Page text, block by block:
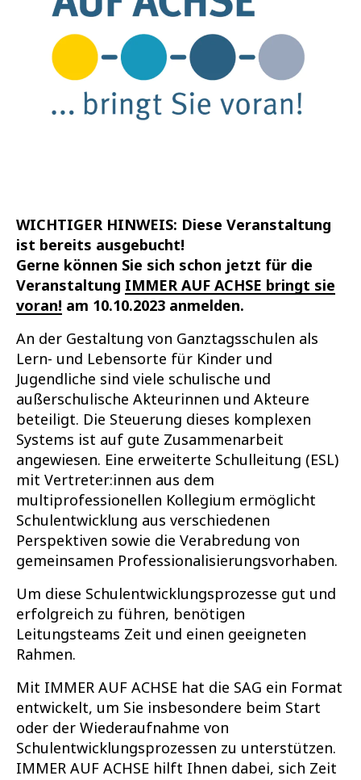
WICHTIGER HINWEIS: Diese Veranstaltung
ist bereits ausgebucht!
Gerne können Sie sich schon jetzt für die
Veranstaltung IMMER AUF ACHSE bringt sie
voran! am 10.10.2023 anmelden.
An der Gestaltung von Ganztagsschulen als
Lern- und Lebensorte für Kinder und
Jugendliche sind viele schulische und
außerschulische Akteurinnen und Akteure
beteiligt. Die Steuerung dieses komplexen
Systems ist auf gute Zusammenarbeit
angewiesen. Eine erweiterte Schulleitung (ESL)
mit Vertreter:innen aus dem
multiprofessionellen Kollegium ermöglicht
Schulentwicklung aus verschiedenen
Perspektiven sowie die Verabredung von
gemeinsamen Professionalisierungsvorhaben.
Um diese Schulentwicklungsprozesse gut und
erfolgreich zu führen, benötigen
Leitungsteams Zeit und einen geeigneten
Rahmen.
Mit IMMER AUF ACHSE hat die SAG ein Format
entwickelt, um Sie insbesondere beim Start
oder der Wiederaufnahme von
Schulentwicklungsprozessen zu unterstützen.
IMMER AUF ACHSE hilft Ihnen dabei, sich Zeit